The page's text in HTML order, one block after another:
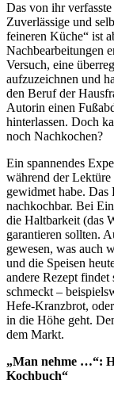
Das von ihr
Zuverlässige und
feineren Küche“ ist
Nachbearbeitungen
Versuch, eine
aufzuzeichnen und
den Beruf der
Autorin einen
hinterlassen. Doch
noch Nachkochen?
Ein spannendes
während der Lektüre
gewidmet habe. Das
nachkochbar. Bei
die Haltbarkeit (das
garantieren sollten.
gewesen, was auch
und die Speisen
andere Rezept
schmeckt –
Hefe-Kranzbrot,
in die Höhe geht.
dem Markt.
„Man nehme …“:
Kochbuch“